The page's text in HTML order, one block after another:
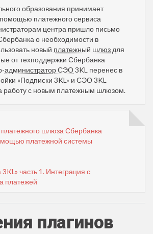
образования принимает
помощью платежного сервиса
центра пришло письмо
о необходимости в
новый платежный шлюз для
от техподдержки Сбербанка
администратор СЭО3KL перенес в
«Подписки 3KL» и СЭО 3KL
работу с новым платежным шлюзом.
платежного шлюза Сбербанка
платежной системы
часть 1. Интеграция с
платежей
плагинов